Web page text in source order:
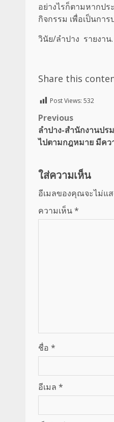
อย่างไรก็ตามหากป
กิจกรรม เพื่อเป็นกา
วินัย/ลำปาง รายงาน.
Share this
Post Views: 532
Post
navigation
Previous
ลำปาง-สำนักงานปร
ไปตามกฎหมาย มีค
ใส่ความเห็น
อีเมลของคุณจะไม่แ
ความเห็น*
ชื่อ *
อีเมล *